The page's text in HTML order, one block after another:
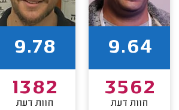
9.64
3562
חוות דעת
9.78
1382
חוות דעת